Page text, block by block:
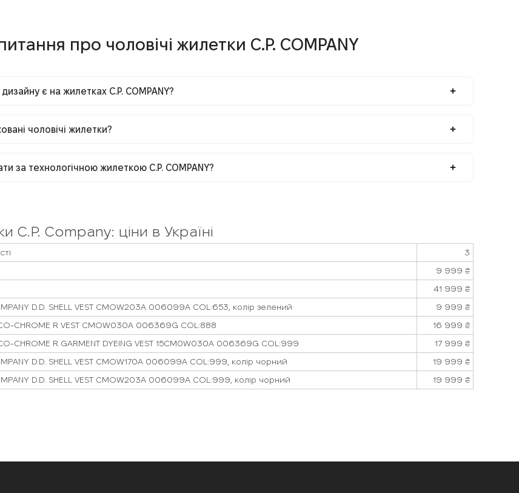
про чоловічі жилетки C.P. COMPANY
є на жилетках C.P. COMPANY?
чоловічі жилетки?
за технологічною жилеткою C.P. COMPANY?
C.P. Company: ціни в Україні
3
9 999₴
41 999₴
D.D. SHELL VEST CMOW203A 006099A COL:653, колір зелений 9 999₴
CHROME R VEST CMOW030A 006369G COL:888 16 999₴
CHROME R GARMENT DYEING VEST 15CM0W030A 006369G COL:999 17 999₴
D.D. SHELL VEST CMOW170A 006099A COL:999, колір чорний 19 999₴
D.D. SHELL VEST CMOW203A 006099A COL:999, колір чорний 19 999₴